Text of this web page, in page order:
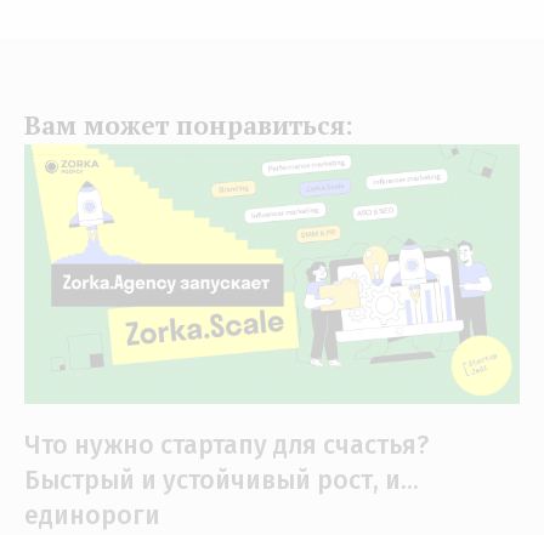
Вам может понравиться:
Что нужно стартапу для счастья?
Быстрый и устойчивый рост, и…
единороги